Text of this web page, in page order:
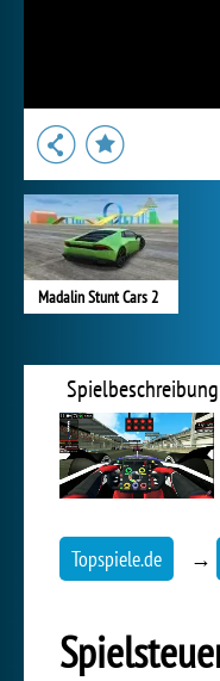
Madalin Stunt Cars 2
Spielbeschreibung
Topspiele.de →